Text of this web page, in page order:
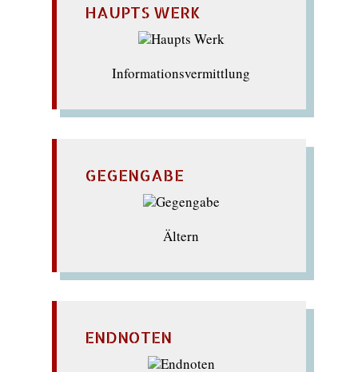
HAUPTS WERK
Informationsvermittlung
GEGENGABE
Ältern
ENDNOTEN